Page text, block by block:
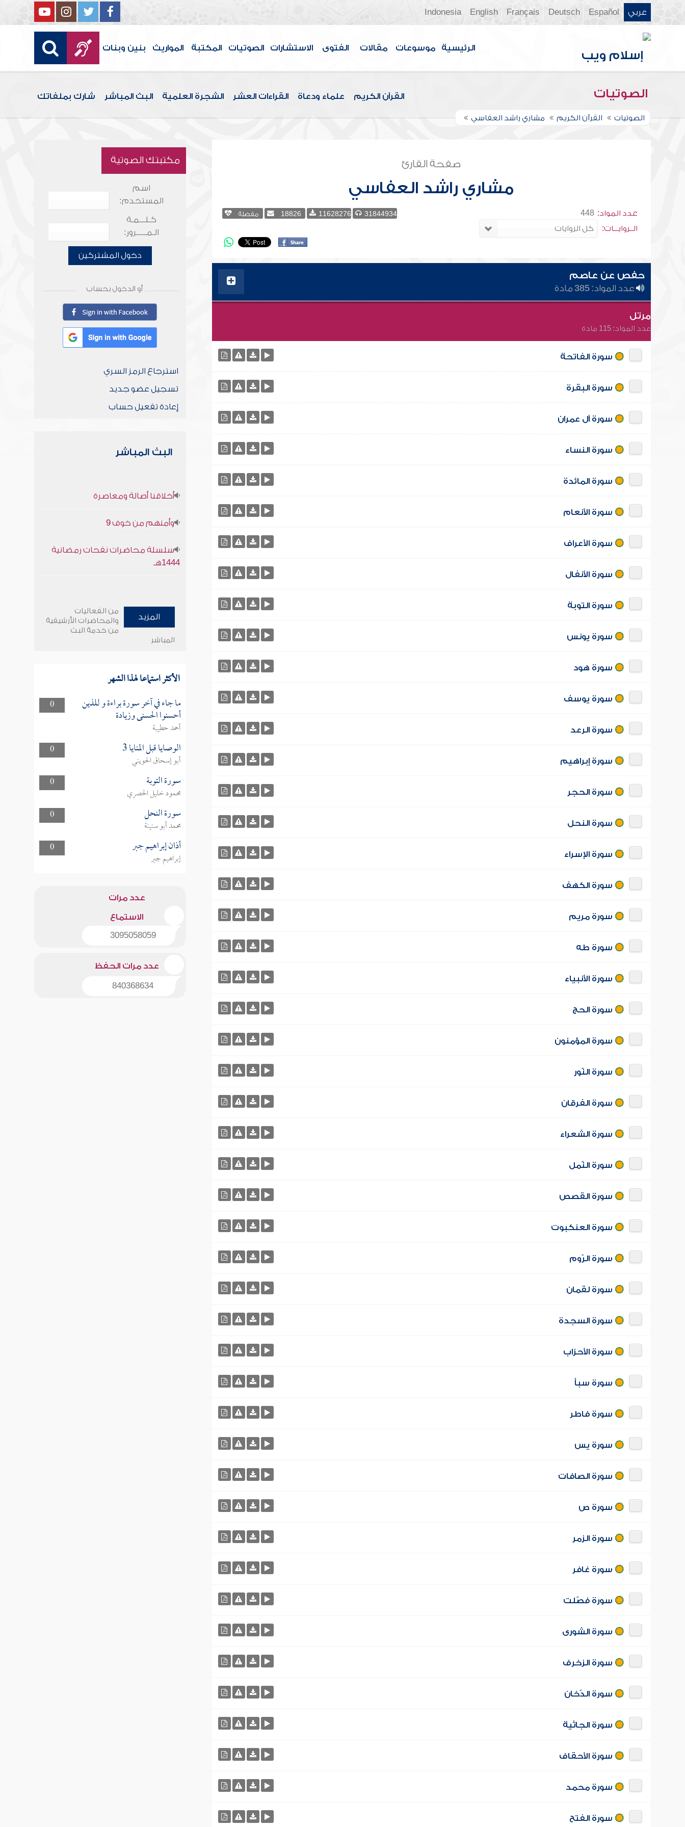
عربي Español
Deutsch
Français
English
Indonesia
الرئيسية موسوعات مقالات الفتوى الاستشارات الصوتيات المكتبة المواريث بنين وبنات
الصوتيات القرآن الكريم علماء ودعاة القراءات العشر الشجرة العلمية البث المباشر شارك بملفاتك
الصوتيات القرآن الكريم مشاري راشد العفاسي
صفحة القارئ
مشاري راشد العفاسي
عدد المواد: 448
الــروايـــات:
31844934
11628276
18826 مفضلة
حفص عن عاصم
عدد المواد: 385 مادة
مرتل
عدد المواد: 115 مادة
سورة الفاتحة
سورة البقرة
سورة آل عمران
سورة النساء
سورة المائدة
سورة الأنعام
سورة الأعراف
سورة الأنفال
سورة التوبة
سورة يونس
سورة هود
سورة يوسف
سورة الرعد
سورة إبراهيم
سورة الحجر
سورة النحل
سورة الإسراء
سورة الكهف
سورة مريم
سورة طه
سورة الأنبياء
سورة الحج
سورة المؤمنون
سورة النّور
سورة الفرقان
سورة الشعراء
سورة النّمل
سورة القصص
سورة العنكبوت
سورة الرّوم
سورة لقمان
سورة السجدة
سورة الأحزاب
سورة سبأ
سورة فاطر
سورة يس
سورة الصافات
سورة ص
سورة الزمر
سورة غافر
سورة فصّلت
سورة الشورى
سورة الزخرف
سورة الدّخان
سورة الجاثية
سورة الأحقاف
سورة محمد
سورة الفتح
مكتبتك الصوتية
اسم
المستخدم:
كـلـــمـة
الـمـــــرور:
دخول المشتركين
أو الدخول بحساب
استرجاع الرمز السري
تسجيل عضو جديد
إعادة تفعيل حساب
البث المباشر
أخلاقنا أصالة ومعاصرة
وأمنهم من خوف 9
سلسلة محاضرات نفحات رمضانية
1444هـ
المزيد
من الفعاليات
والمحاضرات الأرشيفية
من خدمة البث
المباشر
الأكثر استماعا لهذا الشهر
0 ما جاء في آخر سورة براءة و للذين
أحسنوا الحسنى وزيادة
أحمد حطيبة
0
الوصايا قبل المنايا 3
أبو إسحاق الحويني
0
سورة التوبة
محمود خليل الحصري
0
سورة النحل
محمد أبو سنينة
0
أذان إبراهيم جبر
إبراهيم جبر
عدد مرات
الاستماع
3095058059
عدد مرات الحفظ
840368634